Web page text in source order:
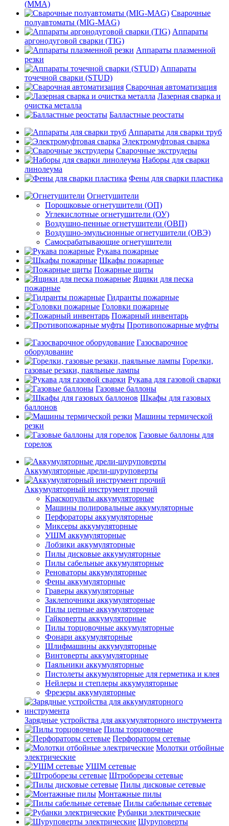
(MMA)
Сварочные
полуавтоматы (MIG-MAG)
Аппараты
аргонодуговой сварки (TIG)
Аппараты плазменной
резки
Аппараты
точечной сварки (STUD)
Сварочная автоматизация
Лазерная сварка и
очистка металла
Балластные реостаты
Аппараты для сварки труб
Электромуфтовая сварка
Сварочные экструдеры
Наборы для сварки
линолеума
Фены для сварки пластика
Огнетушители
Порошковые огнетушители (ОП)
Углекислотные огнетушители (ОУ)
Воздушно-пенные огнетушители (ОВП)
Воздушно-эмульсионные огнетушители (ОВЭ)
Самосрабатывающие огнетушители
Рукава пожарные
Шкафы пожарные
Пожарные щиты
Ящики для песка
пожарные
Гидранты пожарные
Головки пожарные
Пожарный инвентарь
Противопожарные муфты
Газосварочное
оборудование
Горелки,
газовые резаки, паяльные лампы
Рукава для газовой сварки
Газовые баллоны
Шкафы для газовых
баллонов
Машины термической
резки
Газовые баллоны для
горелок
Аккумуляторные дрели-шуруповерты
Аккумуляторный инструмент прочий
Краскопульты аккумуляторные
Машины полировальные аккумуляторные
Перфораторы аккумуляторные
Миксеры аккумуляторные
УШМ аккумуляторные
Лобзики аккумуляторные
Пилы дисковые аккумуляторные
Пилы сабельные аккумуляторные
Реноваторы аккумуляторные
Фены аккумуляторные
Граверы аккумуляторные
Заклепочники аккумуляторные
Пилы цепные аккумуляторные
Гайковерты аккумуляторные
Пилы торцовочные аккумуляторные
Фонари аккумуляторные
Шлифмашины аккумуляторные
Винтоверты аккумуляторные
Паяльники аккумуляторные
Пистолеты аккумуляторные для герметика и клея
Нейлеры и степлеры аккумуляторные
Фрезеры аккумуляторные
Зарядные устройства для аккумуляторного инструмента
Пилы торцовочные
Перфораторы сетевые
Молотки отбойные
электрические
УШМ сетевые
Штроборезы сетевые
Пилы дисковые сетевые
Монтажные пилы
Пилы сабельные сетевые
Рубанки электрические
Шуруповерты